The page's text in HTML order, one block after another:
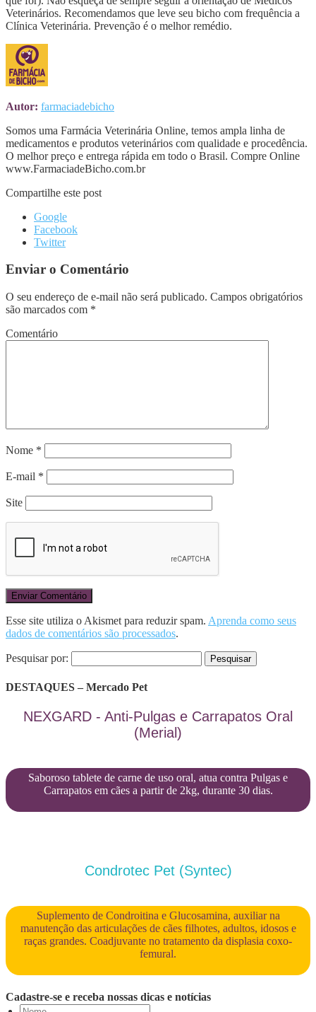
Veterinários. Recomendamos que leve seu bicho com frequência a
Clínica Veterinária. Prevenção é o melhor remédio.
Autor: farmaciadebicho
Somos uma Farmácia Veterinária Online, temos ampla linha de
medicamentos e produtos veterinários com qualidade e procedência.
O melhor preço e entrega rápida em todo o Brasil. Compre Online
www.FarmaciadeBicho.com.br
Compartilhe este post
Google
Facebook
Twitter
Enviar o Comentário
O seu endereço de e-mail não será publicado. Campos obrigatórios
são marcados com *
Comentário
Nome *
E-mail *
Site
Esse site utiliza o Akismet para reduzir spam. Aprenda como seus
dados de comentários são processados.
Pesquisar por:
DESTAQUES – Mercado Pet
NEXGARD - Anti-Pulgas e Carrapatos Oral
(Merial)
Saboroso tablete de carne de uso oral, atua contra Pulgas e
Carrapatos em cães a partir de 2kg, durante 30 dias.
Condrotec Pet (Syntec)
Suplemento de Condroitina e Glucosamina, auxiliar na
manutenção das articulações de cães filhotes, adultos, idosos e
raças grandes. Coadjuvante no tratamento da displasia coxo-
femural.
Cadastre-se e receba nossas dicas e notícias